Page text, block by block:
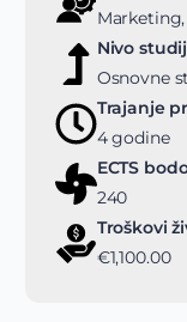
Nivo
Osnovne
Trajanje
4 godine
ECTS
240
Troškovi
€1,100.00